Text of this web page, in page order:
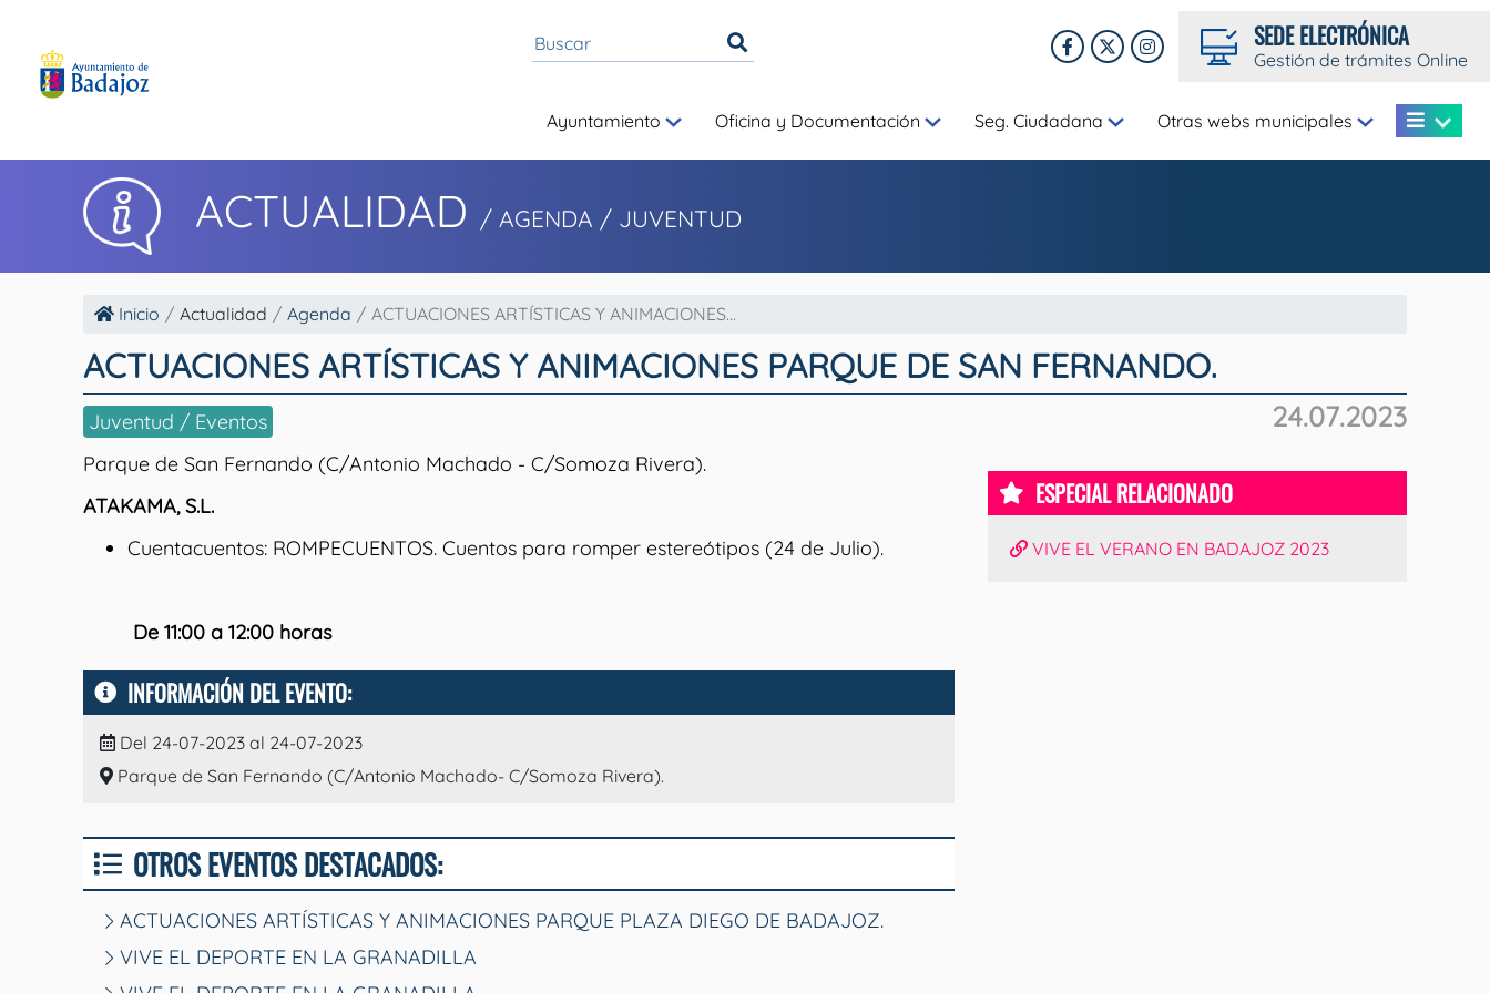
SEDE ELECTRÓNICA
Gestión de trámites Online
Ayuntamiento Oficina y Documentación Seg. Ciudadana Otras webs municipales
ACTUALIDAD / AGENDA / JUVENTUD
Inicio Actualidad Agenda ACTUACIONES ARTÍSTICAS Y ANIMACIONES...
ACTUACIONES ARTÍSTICAS Y ANIMACIONES PARQUE DE SAN FERNANDO.
24.07.2023
Juventud / Eventos
Parque de San Fernando (C/Antonio Machado - C/Somoza Rivera).
ATAKAMA, S.L.
Cuentacuentos: ROMPECUENTOS. Cuentos para romper estereótipos (24 de Julio).
De 11:00 a 12:00 horas
INFORMACIÓN DEL EVENTO:
Del 24-07-2023 al 24-07-2023
Parque de San Fernando (C/Antonio Machado- C/Somoza Rivera).
OTROS EVENTOS DESTACADOS:
ACTUACIONES ARTÍSTICAS Y ANIMACIONES PARQUE PLAZA DIEGO DE BADAJOZ.
VIVE EL DEPORTE EN LA GRANADILLA
ESPECIAL RELACIONADO
VIVE EL VERANO EN BADAJOZ 2023